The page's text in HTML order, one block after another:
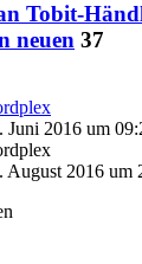
Tobit-
neuen 37
Juni 2016 um
August 2016 um